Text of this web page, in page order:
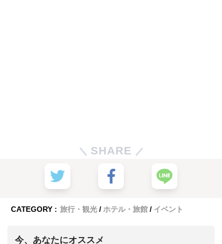
SHARE
CATEGORY : 旅行・観光 ホテル・旅館 イベント
今、あなたにオススメ